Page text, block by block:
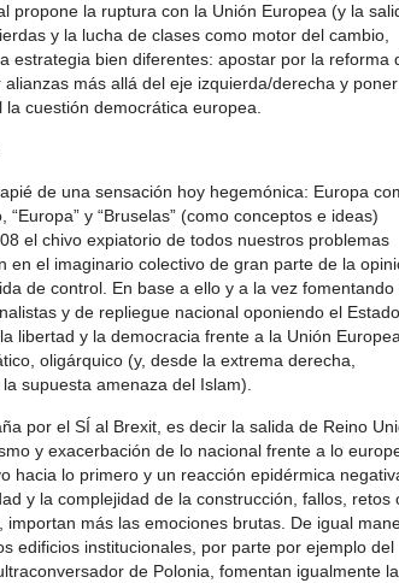
propone la ruptura con la Unión Europea (y la
y la lucha de clases como motor del cambio,
estrategia bien diferentes: apostar por la reforma
más allá del eje izquierda/derecha y
cuestión democrática europea.
de una sensación hoy hegemónica: Europa
y “Bruselas” (como conceptos e ideas)
el chivo expiatorio de todos nuestros problemas
en el imaginario colectivo de gran parte de la
de control. En base a ello y a la vez fomentando
y de repliegue nacional oponiendo el
libertad y la democracia frente a la Unión
oligárquico (y, desde la extrema derecha,
supuesta amenaza del Islam).
por el SÍ al Brexit, es decir la salida de Reino
y exacerbación de lo nacional frente a lo
hacia lo primero y un reacción epidérmica
y la complejidad de la construcción, fallos, retos
más las emociones brutas. De igual
edificios institucionales, por parte por ejemplo del
de Polonia, fomentan igualmente la